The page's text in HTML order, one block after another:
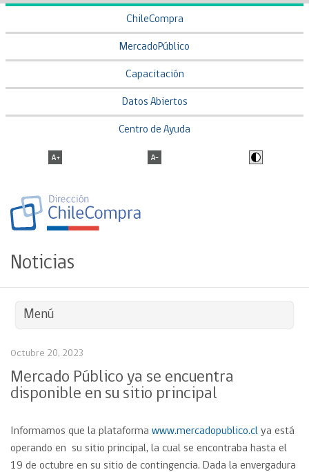
ChileCompra
MercadoPúblico
Capacitación
Datos Abiertos
Centro de Ayuda
Noticias
Menú
Octubre 20, 2023
Mercado Público ya se encuentra
disponible en su sitio principal
Informamos que la plataforma www.mercadopublico.cl ya está
operando en su sitio principal, la cual se encontraba hasta el
19 de octubre en su sitio de contingencia. Dada la envergadura